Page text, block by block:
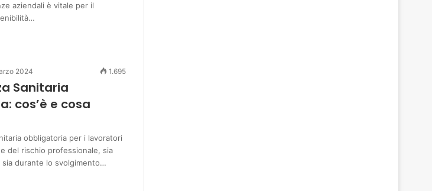
aziendali è vitale per il
2024 1.695
Sanitaria
cos’è e cosa
obbligatoria per i lavoratori
del rischio professionale, sia
sia durante lo svolgimento…